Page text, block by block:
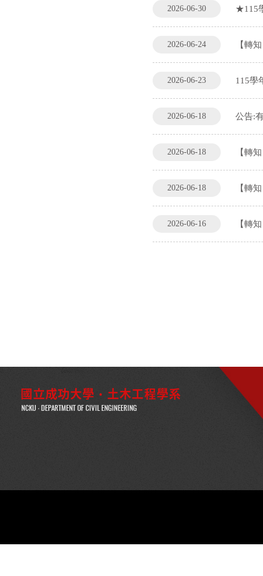
2026-06-30 ★115
2026-06-24 【轉
2026-06-23 115學
2026-06-18 公告:
2026-06-18 【轉
2026-06-18 【轉
2026-06-16 【轉